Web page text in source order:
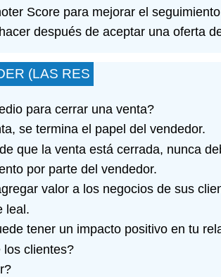
Score para mejorar el
después de aceptar una oferta
(LAS RES
para cerrar una venta?
se termina el papel del vendedor.
que la venta está cerrada, nunca
por parte del vendedor.
valor a los negocios de sus
leal.
tener un impacto positivo en tu
los clientes?